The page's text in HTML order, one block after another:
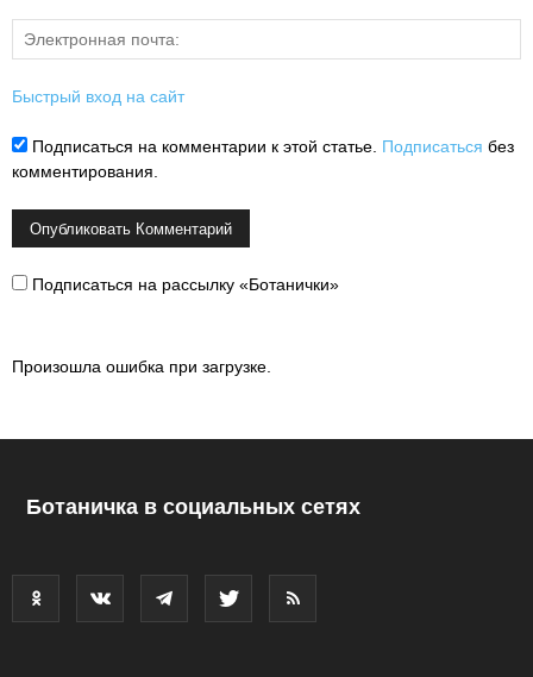
Быстрый вход на сайт
Подписаться на комментарии к этой статье. Подписаться без
комментирования.
Подписаться на рассылку «Ботанички»
Произошла ошибка при загрузке.
Ботаничка в социальных сетях